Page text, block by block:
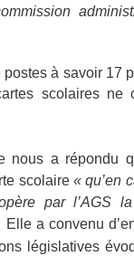
à savoir 17
scolaires ne
nous a répondu
scolaire « qu’en
par l’AGS
Elle a convenu
législatives